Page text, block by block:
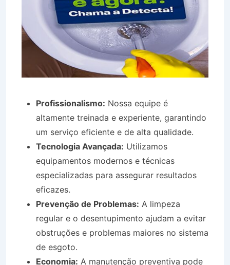
Profissionalismo: Nossa equipe é
altamente treinada e experiente, garantindo
um serviço eficiente e de alta qualidade.
Tecnologia Avançada: Utilizamos
equipamentos modernos e técnicas
especializadas para assegurar resultados
eficazes.
Prevenção de Problemas: A limpeza
regular e o desentupimento ajudam a evitar
obstruções e problemas maiores no sistema
de esgoto.
Economia: A manutenção preventiva pode